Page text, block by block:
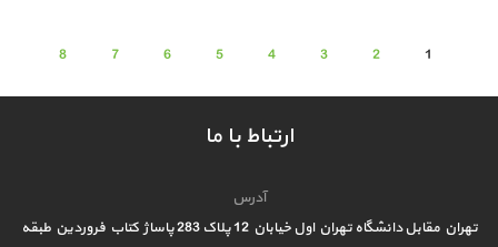
1
2
3
4
5
6
7
8
ارتباط با ما
آدرس
تهران مقابل دانشگاه تهران اول خیابان 12 پلاک 283 پاساژ کتاب فروردین طبقه